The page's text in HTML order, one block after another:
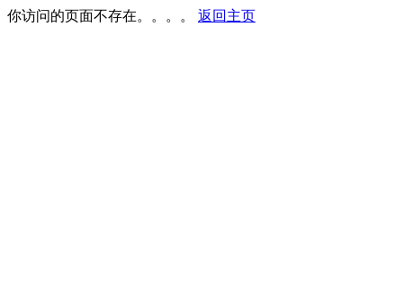
你访问的页面不存在。。。。 返回主页